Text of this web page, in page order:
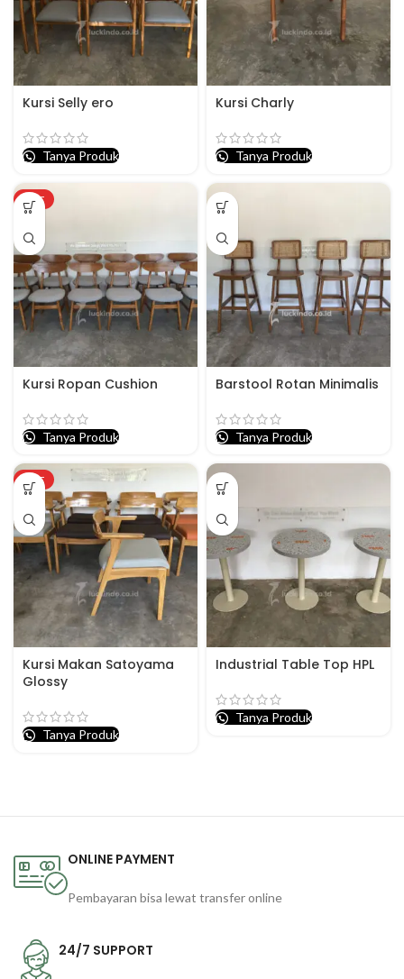
Kursi Selly ero
Tanya Produk
Kursi Charly
Tanya Produk
HOT
Kursi Ropan Cushion
Tanya Produk
Barstool Rotan Minimalis
Tanya Produk
HOT
Kursi Makan Satoyama
Glossy
Tanya Produk
Industrial Table Top HPL
Tanya Produk
ONLINE PAYMENT
Pembayaran bisa lewat transfer online
24/7 SUPPORT